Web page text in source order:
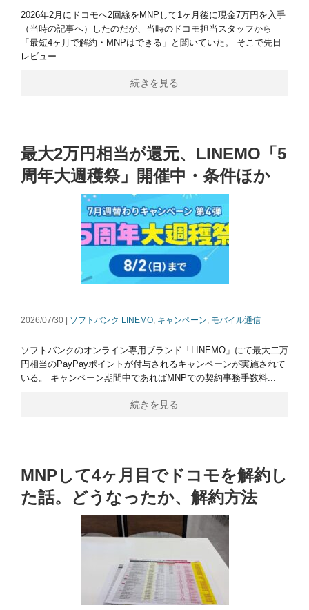
2026年2月にドコモへ2回線をMNPして1ヶ月後に現金7万円を入手
（当時の記事へ）したのだが、当時のドコモ担当スタッフから
「最短4ヶ月で解約・MNPはできる」と聞いていた。 そこで先日
レビュー...
続きを見る
最大2万円相当が還元、LINEMO「5
周年大週穫祭」開催中・条件ほか
2026/07/30 | ソフトバンク LINEMO, キャンペーン, モバイル通信
ソフトバンクのオンライン専用ブランド「LINEMO」にて最大二万
円相当のPayPayポイントが付与されるキャンペーンが実施されて
いる。 キャンペーン期間中であればMNPでの契約事務手数料...
続きを見る
MNPして4ヶ月目でドコモを解約し
た話。どうなったか、解約方法